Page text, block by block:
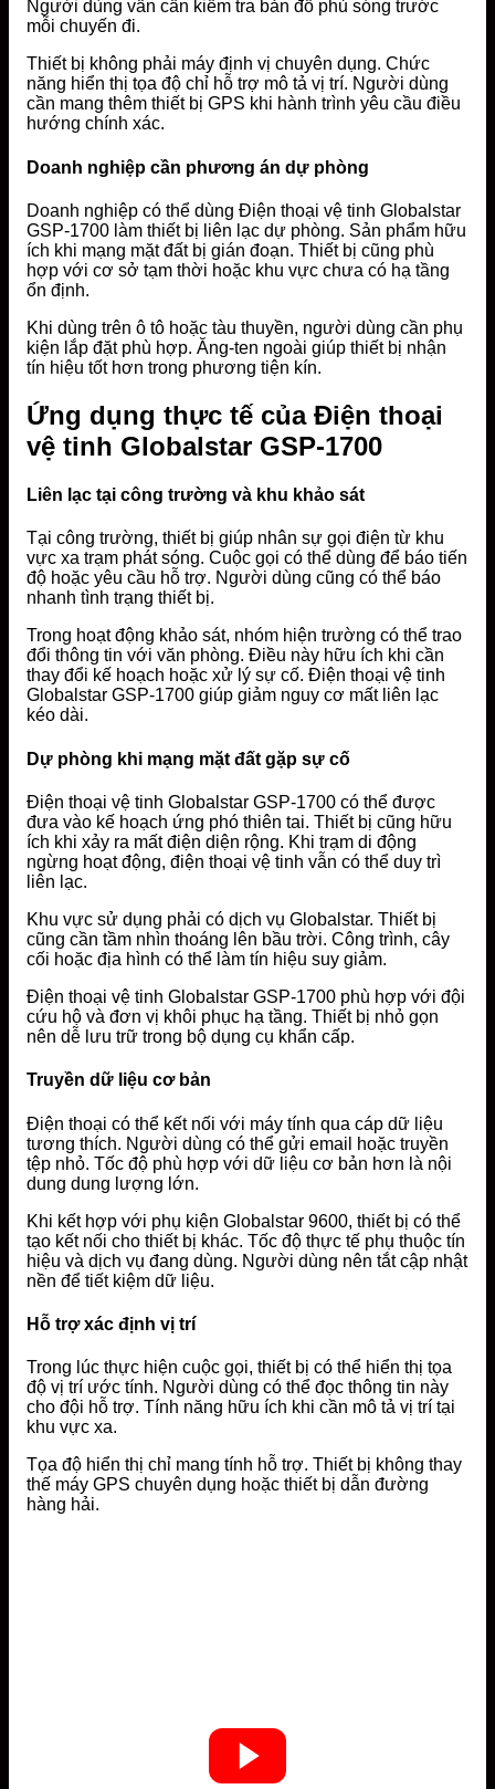
Người dùng vẫn cần kiểm tra bản đồ phủ sóng trước
mỗi chuyến đi.
Thiết bị không phải máy định vị chuyên dụng. Chức
năng hiển thị tọa độ chỉ hỗ trợ mô tả vị trí. Người dùng
cần mang thêm thiết bị GPS khi hành trình yêu cầu điều
hướng chính xác.
Doanh nghiệp cần phương án dự phòng
Doanh nghiệp có thể dùng Điện thoại vệ tinh Globalstar
GSP-1700 làm thiết bị liên lạc dự phòng. Sản phẩm hữu
ích khi mạng mặt đất bị gián đoạn. Thiết bị cũng phù
hợp với cơ sở tạm thời hoặc khu vực chưa có hạ tầng
ổn định.
Khi dùng trên ô tô hoặc tàu thuyền, người dùng cần phụ
kiện lắp đặt phù hợp. Ăng-ten ngoài giúp thiết bị nhận
tín hiệu tốt hơn trong phương tiện kín.
Ứng dụng thực tế của Điện thoại
vệ tinh Globalstar GSP-1700
Liên lạc tại công trường và khu khảo sát
Tại công trường, thiết bị giúp nhân sự gọi điện từ khu
vực xa trạm phát sóng. Cuộc gọi có thể dùng để báo tiến
độ hoặc yêu cầu hỗ trợ. Người dùng cũng có thể báo
nhanh tình trạng thiết bị.
Trong hoạt động khảo sát, nhóm hiện trường có thể trao
đổi thông tin với văn phòng. Điều này hữu ích khi cần
thay đổi kế hoạch hoặc xử lý sự cố. Điện thoại vệ tinh
Globalstar GSP-1700 giúp giảm nguy cơ mất liên lạc
kéo dài.
Dự phòng khi mạng mặt đất gặp sự cố
Điện thoại vệ tinh Globalstar GSP-1700 có thể được
đưa vào kế hoạch ứng phó thiên tai. Thiết bị cũng hữu
ích khi xảy ra mất điện diện rộng. Khi trạm di động
ngừng hoạt động, điện thoại vệ tinh vẫn có thể duy trì
liên lạc.
Khu vực sử dụng phải có dịch vụ Globalstar. Thiết bị
cũng cần tầm nhìn thoáng lên bầu trời. Công trình, cây
cối hoặc địa hình có thể làm tín hiệu suy giảm.
Điện thoại vệ tinh Globalstar GSP-1700 phù hợp với đội
cứu hộ và đơn vị khôi phục hạ tầng. Thiết bị nhỏ gọn
nên dễ lưu trữ trong bộ dụng cụ khẩn cấp.
Truyền dữ liệu cơ bản
Điện thoại có thể kết nối với máy tính qua cáp dữ liệu
tương thích. Người dùng có thể gửi email hoặc truyền
tệp nhỏ. Tốc độ phù hợp với dữ liệu cơ bản hơn là nội
dung dung lượng lớn.
Khi kết hợp với phụ kiện Globalstar 9600, thiết bị có thể
tạo kết nối cho thiết bị khác. Tốc độ thực tế phụ thuộc tín
hiệu và dịch vụ đang dùng. Người dùng nên tắt cập nhật
nền để tiết kiệm dữ liệu.
Hỗ trợ xác định vị trí
Trong lúc thực hiện cuộc gọi, thiết bị có thể hiển thị tọa
độ vị trí ước tính. Người dùng có thể đọc thông tin này
cho đội hỗ trợ. Tính năng hữu ích khi cần mô tả vị trí tại
khu vực xa.
Tọa độ hiển thị chỉ mang tính hỗ trợ. Thiết bị không thay
thế máy GPS chuyên dụng hoặc thiết bị dẫn đường
hàng hải.